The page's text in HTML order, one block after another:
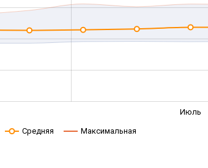
Июль
Средняя Максимальная